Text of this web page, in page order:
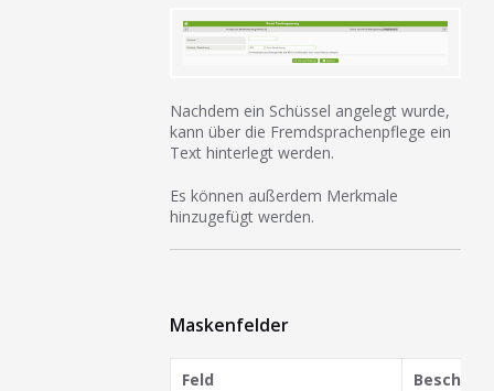
Nachdem ein Schüssel angelegt wurde,
kann über die Fremdsprachenpflege ein
Text hinterlegt werden.
Es können außerdem Merkmale
hinzugefügt werden.
Maskenfelder
Feld